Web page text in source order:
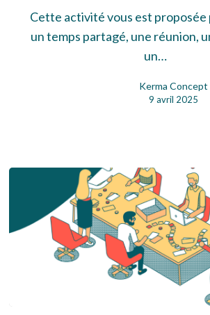
Cette activité vous est
un temps partagé, une réunion,
un…
Kerma Concept
9 avril 2025